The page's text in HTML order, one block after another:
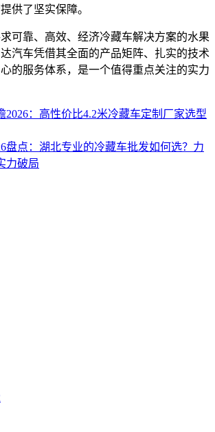
供了坚实保障。
可靠、高效、经济冷藏车解决方案的水果
汽车凭借其全面的产品矩阵、扎实的技术
的服务体系，是一个值得重点关注的实力
2026：高性价比4.2米冷藏车定制厂家选型
盘点：湖北专业的冷藏车批发如何选？力
力破局